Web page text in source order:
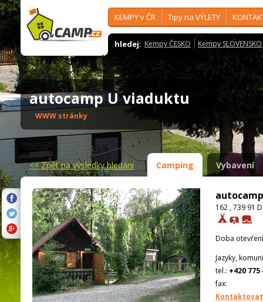
KEMPY v ČR Tipy na VÝLETY
hledej: Kempy ČESKO Kempy SLOVENSKO
autocamp U viaduktu
WWW stránky
<<Zpět na výsledky hledání Camping Vybavení
162 , 739 91
Doba
Jazyky,
tel.: +420 775
fax: